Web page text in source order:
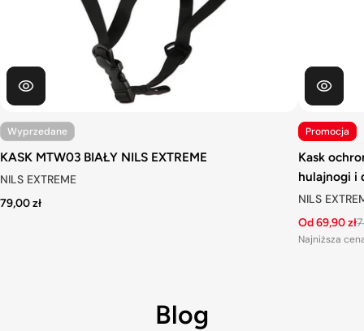
Wyprzedane
KASK MTW03 BIAŁY NILS EXTREME
NILS EXTREME
79,00 zł
Promocja
Kask
hulajnogi i
NILS
Od 69,90 zł
Najniższa
Blog